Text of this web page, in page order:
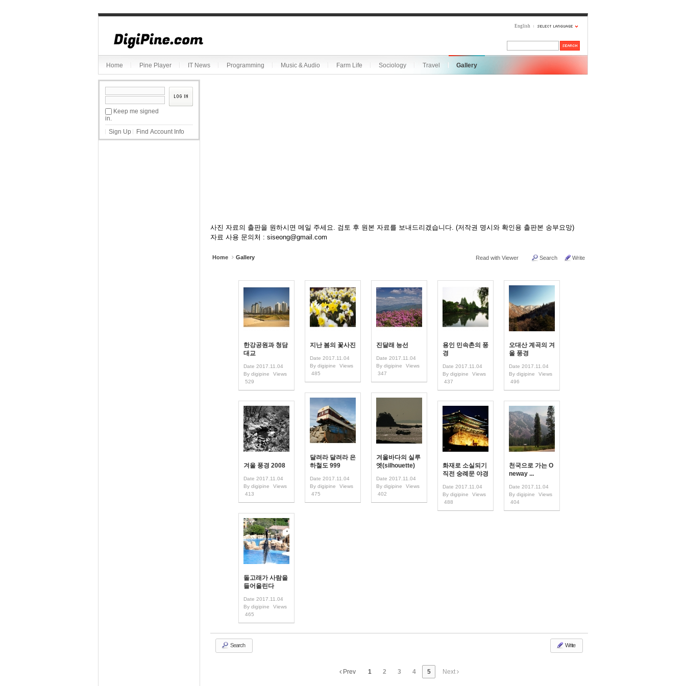
English
Home Pine Player IT News Programming Music & Audio Farm Life Sociology Travel Gallery
Keep me signed
in.
Sign Up
Find Account Info
사진 자료의 출판을 원하시면 메일 주세요. 검토 후 원본 자료를 보내드리겠습니다. (저작권 명시와 확인용 출판본 송부요망)
자료 사용 문의처 : siseong@gmail.com
Home Gallery Read with Viewer Search Write
한강공원과 청담
대교
Date 2017.11.04
By digipine
Views
529
지난 봄의 꽃사진
Date 2017.11.04
By digipine
Views
485
진달래 능선
Date 2017.11.04
By digipine
Views
347
용인 민속촌의 풍
경
Date 2017.11.04
By digipine
Views
437
오대산 계곡의 겨
울 풍경
Date 2017.11.04
By digipine
Views
496
달려라 달려라 은
하철도 999
Date 2017.11.04
By digipine
Views
475
겨울바다의 실루
엣(silhouette)
Date 2017.11.04
By digipine
Views
402
겨울 풍경 2008
Date 2017.11.04
By digipine
Views
413
화재로 소실되기
직전 숭례문 야경
Date 2017.11.04
By digipine
Views
488
천국으로 가는 O
neway ...
Date 2017.11.04
By digipine
Views
404
돌고래가 사람을
들어올린다
Date 2017.11.04
By digipine
Views
465
Search Write
Prev 1 2 3 4 5 Next
Sketchbook5, 스케치북5
Sketchbook5, 스케치북5